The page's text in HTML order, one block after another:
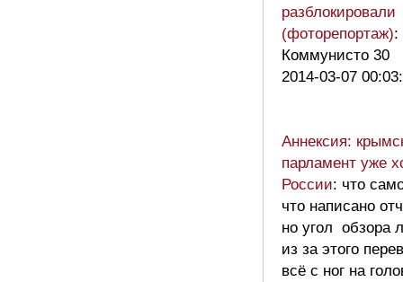
разблокировали
(фоторепортаж):
Коммунисто 30
2014-03-07
Аннексия:
парламент уже
России: что
что написано
но угол обзора
из за этого
всё с ног на